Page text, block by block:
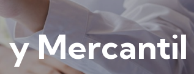
y Mercantil